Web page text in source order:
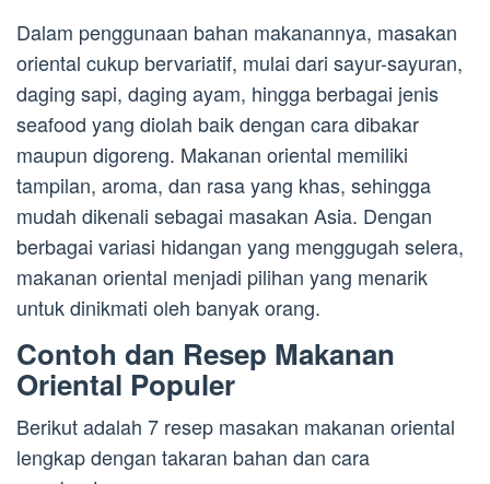
Dalam penggunaan bahan makanannya, masakan
oriental cukup bervariatif, mulai dari sayur-sayuran,
daging sapi, daging ayam, hingga berbagai jenis
seafood yang diolah baik dengan cara dibakar
maupun digoreng. Makanan oriental memiliki
tampilan, aroma, dan rasa yang khas, sehingga
mudah dikenali sebagai masakan Asia. Dengan
berbagai variasi hidangan yang menggugah selera,
makanan oriental menjadi pilihan yang menarik
untuk dinikmati oleh banyak orang.
Contoh dan Resep Makanan
Oriental Populer
Berikut adalah 7 resep masakan makanan oriental
lengkap dengan takaran bahan dan cara